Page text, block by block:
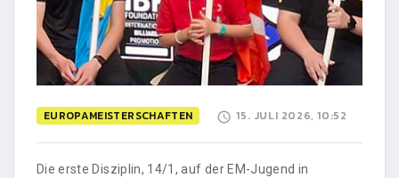
EUROPAMEISTERSCHAFTEN 15. JULI 2026, 10:52
Die erste Disziplin, 14/1, auf der EM-Jugend in